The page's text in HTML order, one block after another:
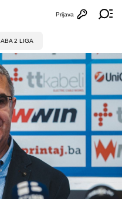
Otvori
Prijava
ABA 2 LIGA